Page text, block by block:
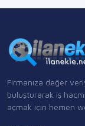
Firmanıza değer
buluşturarak iş
açmak için hemen